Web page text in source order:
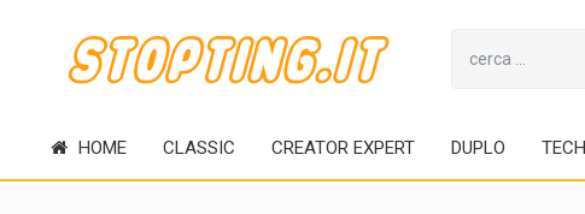
HOME CLASSIC CREATOR EXPERT DUPLO